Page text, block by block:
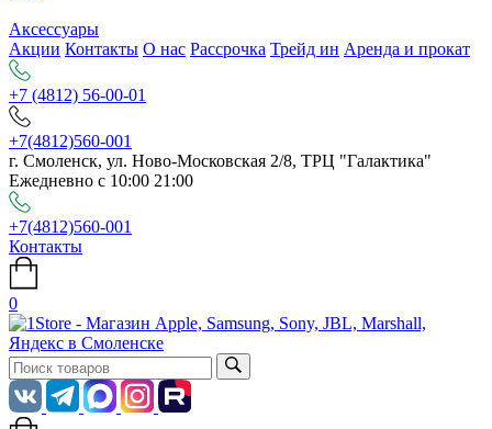
Аксессуары
Акции Контакты О нас Рассрочка Трейд ин Аренда и прокат
+7 (4812) 56-00-01
+7(4812)560-001
г. Смоленск, ул. Ново-Московская 2/8, ТРЦ "Галактика"
Ежедневно с 10:00 21:00
+7(4812)560-001
Контакты
0